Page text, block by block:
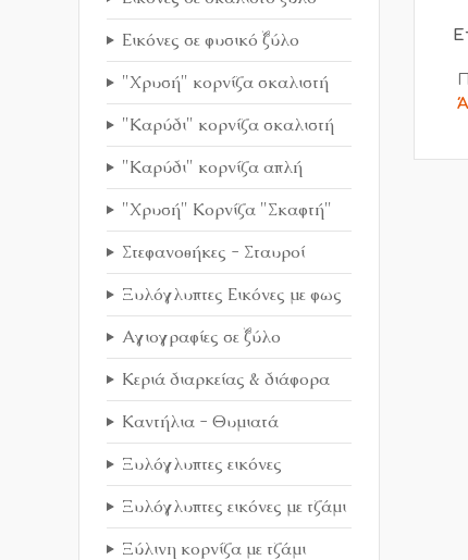
Εικόνες σε φυσικό ξύλο
"Χρυσή" κορνίζα σκαλιστή
"Καρύδι" κορνίζα σκαλιστή
"Καρύδι" κορνίζα απλή
"Χρυσή" Κορνίζα "Σκαφτή"
Στεφανοθήκες - Σταυροί
Ξυλόγλυπτες Εικόνες με φως
Αγιογραφίες σε ξύλο
Κεριά διαρκείας & διάφορα
Καντήλια - Θυμιατά
Ξυλόγλυπτες εικόνες
Ξυλόγλυπτες εικόνες με τζάμι
Ξύλινη κορνίζα με τζάμι